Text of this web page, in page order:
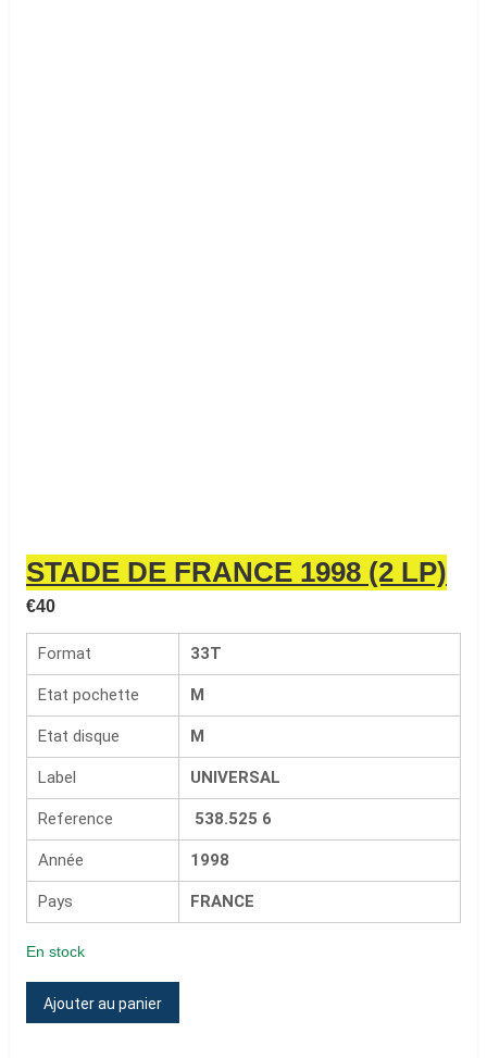
STADE DE FRANCE 1998 (2 LP)
€40
Format 33T
Etat pochette M
Etat disque M
Label UNIVERSAL
Reference 538.525 6
Année 1998
Pays FRANCE
En stock
quantité
de
Ajouter au panier